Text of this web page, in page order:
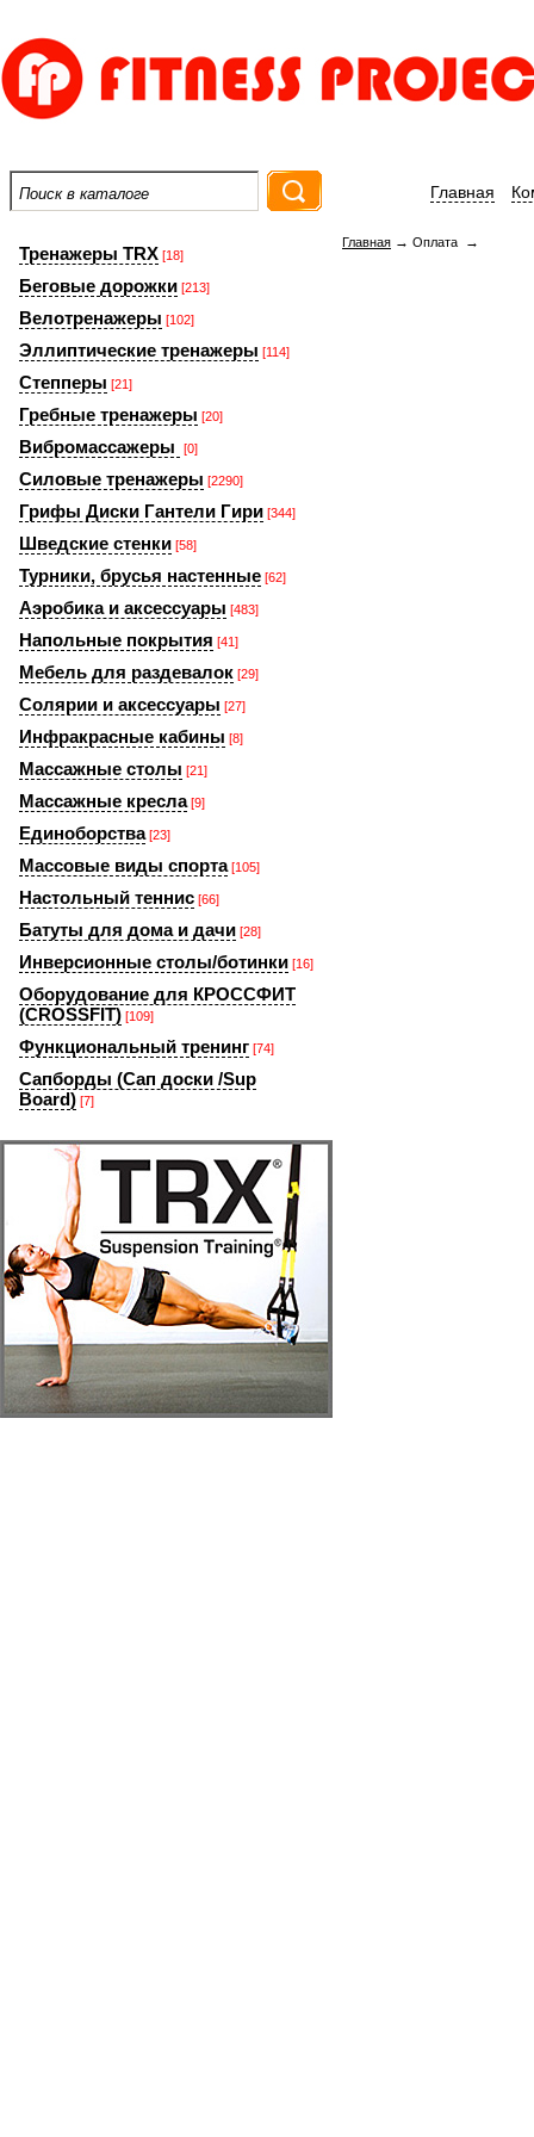
Главная
Тренажеры TRX [18]
Беговые дорожки [213]
Велотренажеры [102]
Эллиптические тренажеры [114]
Степперы [21]
Гребные тренажеры [20]
Вибромассажеры [0]
Силовые тренажеры [2290]
Грифы Диски Гантели Гири [344]
Шведские стенки [58]
Турники, брусья настенные [62]
Аэробика и аксессуары [483]
Напольные покрытия [41]
Мебель для раздевалок [29]
Солярии и аксессуары [27]
Инфракрасные кабины [8]
Массажные столы [21]
Массажные кресла [9]
Единоборства [23]
Массовые виды спорта [105]
Настольный теннис [66]
Батуты для дома и дачи [28]
Инверсионные столы/ботинки [16]
Оборудование для КРОССФИТ
(CROSSFIT) [109]
Функциональный тренинг [74]
Сапборды (Сап доски /Sup
Board) [7]
Главная → Оплата →